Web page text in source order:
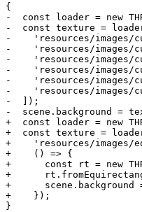
{
-  const loader = new
-  const texture =
-    'resources/images/
-    'resources/images/
-    'resources/images/
-    'resources/images/
-    'resources/images/
-    'resources/images/
-  ]);
-  scene.background =
+  const loader = new
+  const texture =
+    'resources/images/
+    () => {
+      const rt = new
+
+
+    });